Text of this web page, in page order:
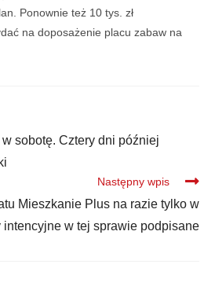
Ponownie też 10 tys. zł
na doposażenie placu zabaw na
sobotę. Cztery dni później
Następny wpis
Mieszkanie Plus na razie tylko w
intencyjne w tej sprawie podpisane